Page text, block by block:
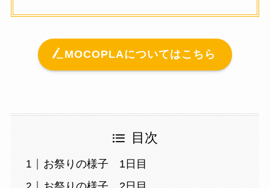
MOCOPLAについてはこちら
目次
お祭りの様子 1日目